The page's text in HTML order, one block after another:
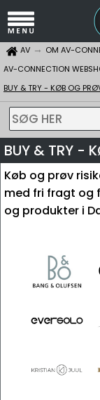
AV OM AV-
AV-CONNECTION
BUY & TRY - KØB OG
SØG HER
BUY & TRY -
Køb og prøv
med fri fragt og
og produkter i